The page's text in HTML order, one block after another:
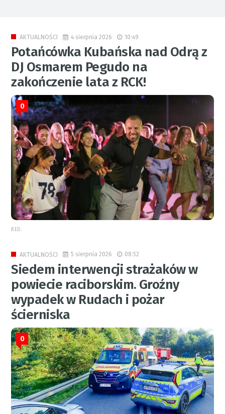
AKTUALNOŚCI 4 sierpnia 2026 10:49
Potańcówka Kubańska nad Odrą z
DJ Osmarem Pegudo na
zakończenie lata z RCK!
0
RED.
AKTUALNOŚCI 5 sierpnia 2026 08:52
Siedem interwencji strażaków w
powiecie raciborskim. Groźny
wypadek w Rudach i pożar
ścierniska
0